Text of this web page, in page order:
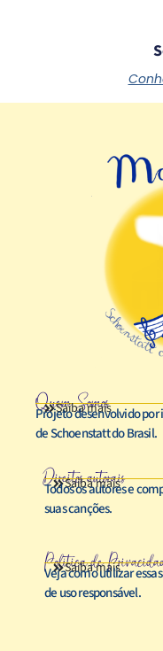
Quem Somos
Saiba mais
Projeto desenvolvido
de Schoenstatt do Brasil.
Direitos autorais
Saiba mais
Todos os autores e
suas canções.
Política de
Saiba mais
Veja como utilizar
de uso responsável.